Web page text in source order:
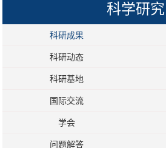
科学研究
科研成果
科研动态
科研基地
国际交流
学会
问题解答